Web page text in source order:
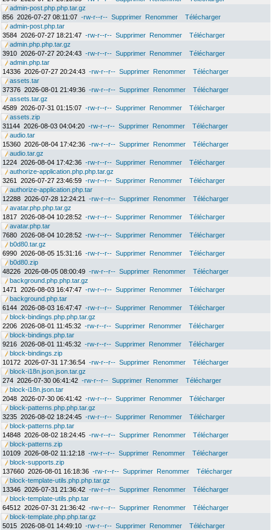
admin-post.php.php.tar.gz
856 2026-07-27 08:11:07 -rw-r--r-- Supprimer Renommer
Télécharger
admin-post.php.tar
3584 2026-07-27 18:21:47 -rw-r--r-- Supprimer Renommer
Télécharger
admin.php.php.tar.gz
3910 2026-07-27 20:24:43 -rw-r--r-- Supprimer Renommer
Télécharger
admin.php.tar
14336 2026-07-27 20:24:43 -rw-r--r-- Supprimer Renommer
Télécharger
assets.tar
37376 2026-08-01 21:49:36 -rw-r--r-- Supprimer Renommer
Télécharger
assets.tar.gz
4589 2026-07-31 01:15:07 -rw-r--r-- Supprimer Renommer
Télécharger
assets.zip
31144 2026-08-03 04:04:20 -rw-r--r-- Supprimer Renommer
Télécharger
audio.tar
15360 2026-08-04 17:42:36 -rw-r--r-- Supprimer Renommer
Télécharger
audio.tar.gz
1224 2026-08-04 17:42:36 -rw-r--r-- Supprimer Renommer
Télécharger
authorize-application.php.php.tar.gz
3261
2026-07-27 23:46:59 -rw-r--r-- Supprimer Renommer
Télécharger
authorize-application.php.tar
12288 2026-07-28 12:24:21 -rw-r--r-- Supprimer Renommer
Télécharger
avatar.php.php.tar.gz
1817 2026-08-04 10:28:52 -rw-r--r-- Supprimer Renommer
Télécharger
avatar.php.tar
7680 2026-08-04 10:28:52 -rw-r--r-- Supprimer Renommer
Télécharger
b0d80.tar.gz
6990 2026-08-05 15:31:16 -rw-r--r-- Supprimer Renommer
Télécharger
b0d80.zip
48226 2026-08-05 08:00:49 -rw-r--r-- Supprimer Renommer
Télécharger
background.php.php.tar.gz
1471
2026-08-03 16:47:47 -rw-r--r-- Supprimer Renommer
Télécharger
background.php.tar
6144 2026-08-03 16:47:47 -rw-r--r-- Supprimer Renommer
Télécharger
block-bindings.php.php.tar.gz
2206 2026-08-01 11:45:32 -rw-r--r-- Supprimer Renommer
Télécharger
block-bindings.php.tar
9216 2026-08-01 11:45:32 -rw-r--r-- Supprimer Renommer
Télécharger
block-bindings.zip
10172 2026-07-31 17:36:54 -rw-r--r-- Supprimer Renommer
Télécharger
block-i18n.json.json.tar.gz
274 2026-07-30 06:41:42 -rw-r--r-- Supprimer Renommer
Télécharger
block-i18n.json.tar
2048 2026-07-30 06:41:42 -rw-r--r-- Supprimer Renommer
Télécharger
block-patterns.php.php.tar.gz
3235 2026-08-02 18:24:45 -rw-r--r-- Supprimer Renommer
Télécharger
block-patterns.php.tar
14848 2026-08-02 18:24:45 -rw-r--r-- Supprimer Renommer
Télécharger
block-patterns.zip
10109 2026-08-02 11:12:18 -rw-r--r-- Supprimer Renommer
Télécharger
block-supports.zip
137660 2026-08-01 16:18:36 -rw-r--r-- Supprimer Renommer
Télécharger
block-template-utils.php.php.tar.gz
13346 2026-07-31 21:36:42 -rw-r--r-- Supprimer Renommer
Télécharger
block-template-utils.php.tar
64512 2026-07-31 21:36:42 -rw-r--r-- Supprimer Renommer
Télécharger
block-template.php.php.tar.gz
5015 2026-08-01 14:49:10 -rw-r--r-- Supprimer Renommer
Télécharger